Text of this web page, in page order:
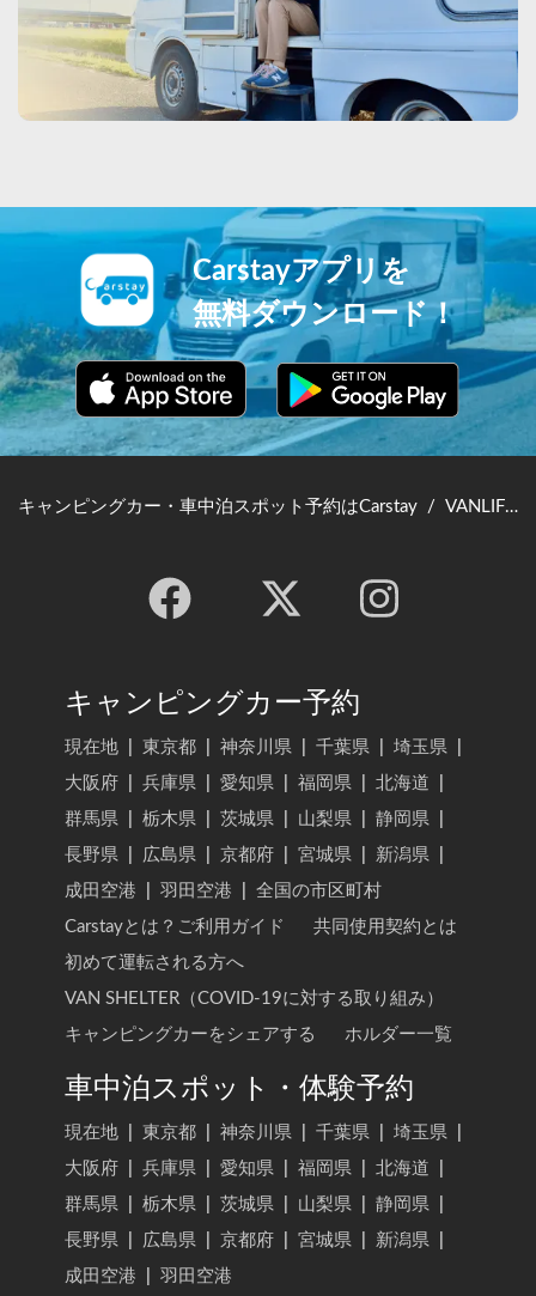
Carstayアプリを
無料ダウンロード！
キャンピングカー・車中泊スポット予約はCarstay / VANLIFE JAPAN TOP
キャンピングカー予約
現在地 東京都 神奈川県 千葉県 埼玉県
大阪府
兵庫県 愛知県 福岡県 北海道
群馬県
栃木県 茨城県 山梨県 静岡県
長野県
広島県 京都府 宮城県 新潟県
成田空港
羽田空港
全国の市区町村
Carstayとは？ご利用ガイド
共同使用契約とは
初めて運転される方へ
VAN SHELTER（COVID-19に対する取り組み）
キャンピングカーをシェアする
ホルダー一覧
車中泊スポット・体験予約
現在地 東京都 神奈川県 千葉県 埼玉県
大阪府
兵庫県 愛知県 福岡県 北海道
群馬県
栃木県 茨城県 山梨県 静岡県
長野県
広島県 京都府 宮城県 新潟県
成田空港
羽田空港